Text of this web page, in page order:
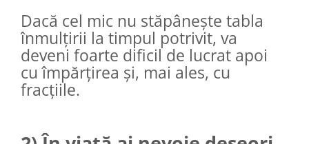
Dacă cel mic nu stăpânește tabla
înmulțirii la timpul potrivit, va
deveni foarte dificil de lucrat apoi
cu împărțirea și, mai ales, cu
fracțiile.